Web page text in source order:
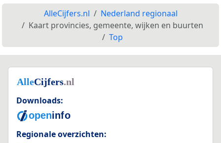
AlleCijfers.nl
Nederland regionaal
Kaart provincies, gemeente, wijken en buurten
Top
Downloads:
Regionale overzichten: